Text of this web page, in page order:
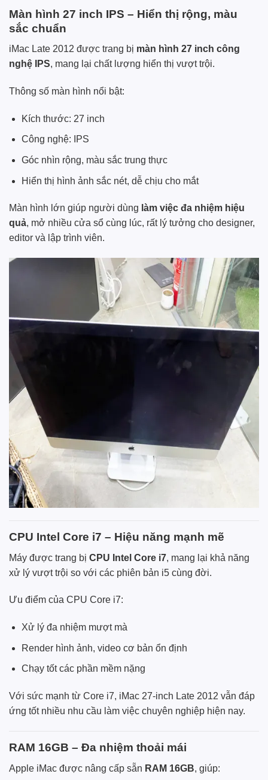
Màn hình 27 inch IPS – Hiển thị rộng, màu
sắc chuẩn
iMac Late 2012 được trang bị màn hình 27 inch công
nghệ IPS, mang lại chất lượng hiển thị vượt trội.
Thông số màn hình nổi bật:
Kích thước: 27 inch
Công nghệ: IPS
Góc nhìn rộng, màu sắc trung thực
Hiển thị hình ảnh sắc nét, dễ chịu cho mắt
Màn hình lớn giúp người dùng làm việc đa nhiệm hiệu
quả, mở nhiều cửa sổ cùng lúc, rất lý tưởng cho designer,
editor và lập trình viên.
CPU Intel Core i7 – Hiệu năng mạnh mẽ
Máy được trang bị CPU Intel Core i7, mang lại khả năng
xử lý vượt trội so với các phiên bản i5 cùng đời.
Ưu điểm của CPU Core i7:
Xử lý đa nhiệm mượt mà
Render hình ảnh, video cơ bản ổn định
Chạy tốt các phần mềm nặng
Với sức mạnh từ Core i7, iMac 27-inch Late 2012 vẫn đáp
ứng tốt nhiều nhu cầu làm việc chuyên nghiệp hiện nay.
RAM 16GB – Đa nhiệm thoải mái
Apple iMac được nâng cấp sẵn RAM 16GB, giúp: